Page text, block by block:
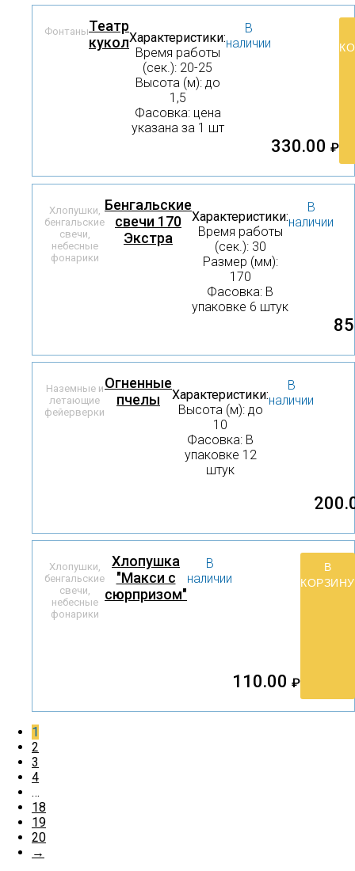
ФонтаныТеатр
куколХарактеристики:
Время работы
(сек.): 20-25
Высота (м): до
1,5
Фасовка: цена
указана за 1 шт
В
наличии
330.00 ₽
Хлопушки,
бенгальские
свечи,
небесные
фонарики
Бенгальские
свечи 170
Экстра
Характеристики:
Время работы
(сек.): 30
Размер (мм):
170
Фасовка: В
упаковке 6 штук
В
наличии
Наземные и
летающие
фейерверки
Огненные
пчелы
Характеристики:
Высота (м): до
10
Фасовка: В
упаковке 12
штук
В
наличии
Хлопушки,
бенгальские
свечи,
небесные
фонарики
Хлопушка
"Макси с
сюрпризом"
В
наличии
110.00 ₽
В
КОРЗИНУ
1
2
3
4
…
18
19
20
→